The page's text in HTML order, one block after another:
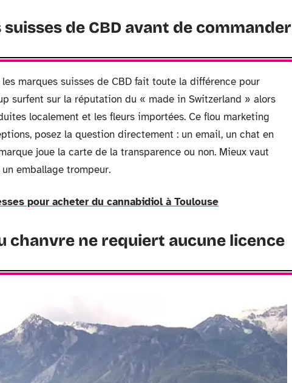
de CBD avant de commander
marques suisses de CBD fait toute la différence pour
surfent sur la réputation du « made in Switzerland » alors
localement et les fleurs importées. Ce flou marketing
posez la question directement : un email, un chat en
joue la carte de la transparence ou non. Mieux vaut
emballage trompeur.
pour acheter du cannabidiol à Toulouse
chanvre ne requiert aucune licence